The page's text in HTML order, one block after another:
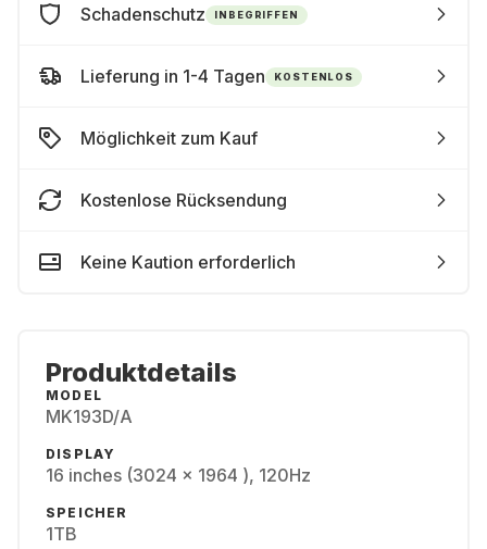
Schadenschutz INBEGRIFFEN
Lieferung in 1-4 Tagen KOSTENLOS
Möglichkeit zum Kauf
Kostenlose Rücksendung
Keine Kaution erforderlich
Produktdetails
MODEL
MK193D/A
DISPLAY
16 inches (3024 x 1964 ), 120Hz
SPEICHER
1TB